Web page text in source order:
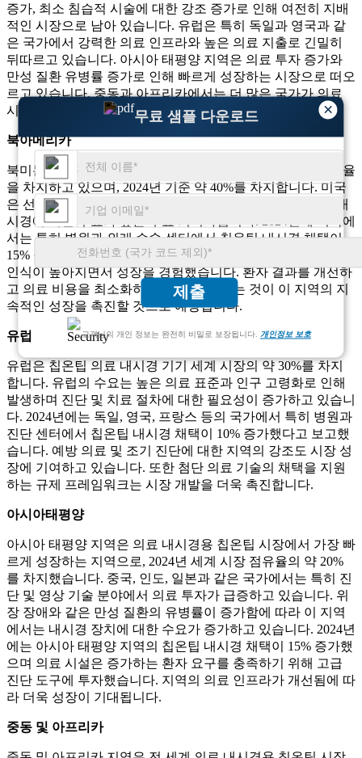
×
무료 샘플 다운로드
제출
고객님의 개인 정보는 완전히 비밀로 보장됩니다. 개인정보 보호
증가, 최소 침습적 시술에 대한 강조 증가로 인해 여전히 지배
적인 시장으로 남아 있습니다. 유럽은 특히 독일과 영국과 같
은 국가에서 강력한 의료 인프라와 높은 의료 지출로 긴밀히
뒤따르고 있습니다. 아시아 태평양 지역은 의료 투자 증가와
만성 질환 유병률 증가로 인해 빠르게 성장하는 시장으로 떠오
르고 있습니다. 중동과 아프리카에서는 더 많은 국가가 의료
시스템을 강화함에 따라 점차적으로 도입되고 있습니다.
북아메리카
북미는 전세계 의료 내시경용 칩온팁 시장에서 가장 큰 점유율
을 차지하고 있으며, 2024년 기준 약 40%를 차지합니다. 미국
은 선진 의료 시스템과 만성 질환 유병률 증가로 인해 의료 내
시경에 대한 수요가 높은 주요 기여자입니다. 2024년에 미국에
서는 특히 병원과 외래 수술 센터에서 칩온팁 내시경 채택이
15% 증가했습니다. 캐나다도 첨단 내시경 기술의 이점에 대한
인식이 높아지면서 성장을 경험했습니다. 환자 결과를 개선하
고 의료 비용을 최소화하는 데 중점을 두는 것이 이 지역의 지
속적인 성장을 촉진할 것으로 예상됩니다.
유럽
유럽은 칩온팁 의료 내시경 기기 세계 시장의 약 30%를 차지
합니다. 유럽의 수요는 높은 의료 표준과 인구 고령화로 인해
발생하며 진단 및 치료 절차에 대한 필요성이 증가하고 있습니
다. 2024년에는 독일, 영국, 프랑스 등의 국가에서 특히 병원과
진단 센터에서 칩온팁 내시경 채택이 10% 증가했다고 보고했
습니다. 예방 의료 및 조기 진단에 대한 지역의 강조도 시장 성
장에 기여하고 있습니다. 또한 첨단 의료 기술의 채택을 지원
하는 규제 프레임워크는 시장 개발을 더욱 촉진합니다.
아시아태평양
아시아 태평양 지역은 의료 내시경용 칩온팁 시장에서 가장 빠
르게 성장하는 지역으로, 2024년 세계 시장 점유율의 약 20%
를 차지했습니다. 중국, 인도, 일본과 같은 국가에서는 특히 진
단 및 영상 기술 분야에서 의료 투자가 급증하고 있습니다. 위
장 장애와 같은 만성 질환의 유병률이 증가함에 따라 이 지역
에서는 내시경 장치에 대한 수요가 증가하고 있습니다. 2024년
에는 아시아 태평양 지역의 칩온팁 내시경 채택이 15% 증가했
으며 의료 시설은 증가하는 환자 요구를 충족하기 위해 고급
진단 도구에 투자했습니다. 지역의 의료 인프라가 개선됨에 따
라 더욱 성장이 기대됩니다.
중동 및 아프리카